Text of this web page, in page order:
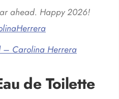
ahead. Happy 2026!
Carolina Herrera
de Toilette